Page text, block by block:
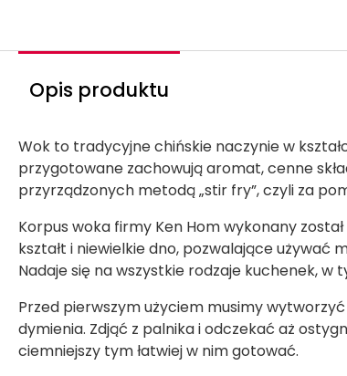
Opis produktu
Wok to tradycyjne chińskie naczynie w
przygotowane zachowują aromat, cenne
przyrządzonych metodą „stir fry”, czyli za
Korpus woka firmy Ken Hom wykonany
kształt i niewielkie dno, pozwalające używać
Nadaje się na wszystkie rodzaje kuchenek, w
Przed pierwszym użyciem musimy
dymienia. Zdjąć z palnika i odczekać aż
ciemniejszy tym łatwiej w nim gotować.